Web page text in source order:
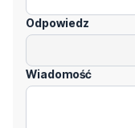
Odpowiedz
Wiadomość